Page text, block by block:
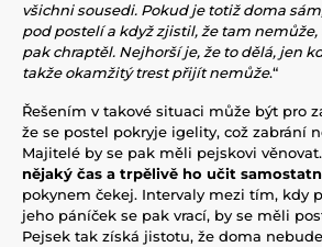
všichni sousedi. Pokud je totiž doma
pod postelí a když zjistil, že tam nemůže,
pak chraptěl. Nejhorší je, že to dělá, jen
takže okamžitý trest přijít nemůže.“
Řešením v takové situaci může být pro
že se postel pokryje igelity, což zabrání
Majitelé by se pak měli pejskovi věnovat.
nějaký čas a trpělivě ho učit
pokynem čekej. Intervaly mezi tím, kdy
jeho páníček se pak vrací, by se měli
Pejsek tak získá jistotu, že doma